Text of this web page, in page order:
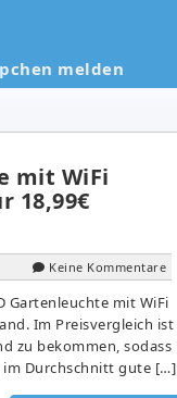
melden
mit WiFi
18,99€
Keine Kommentare
Gartenleuchte mit WiFi
Im Preisvergleich ist
zu bekommen, sodass
im Durchschnitt gute […]